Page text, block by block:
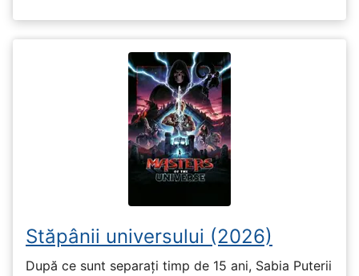
Stăpânii universului (2026)
După ce sunt separați timp de 15 ani, Sabia Puterii